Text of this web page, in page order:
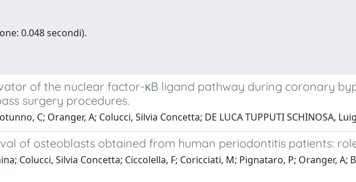
0.048 secondi).
of the nuclear factor-κB ligand pathway during coronary
surgery procedures.
C; Oranger, A; Colucci, Silvia Concetta; DE LUCA TUPPUTI SCHINOSA,
of osteoblasts obtained from human periodontitis patients:
Colucci, Silvia Concetta; Ciccolella, F; Coricciati, M; Pignataro, P; Oranger, A;